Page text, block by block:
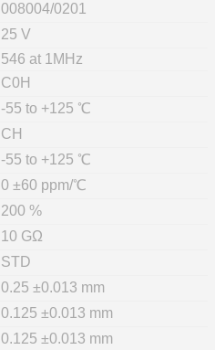
008004/0201
25 V
546 at 1MHz
C0H
-55 to +125 ℃
CH
-55 to +125 ℃
0 ±60 ppm/℃
200 %
10 GΩ
STD
0.25 ±0.013 mm
0.125 ±0.013 mm
0.125 ±0.013 mm